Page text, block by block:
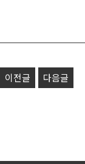
이전글 다음글